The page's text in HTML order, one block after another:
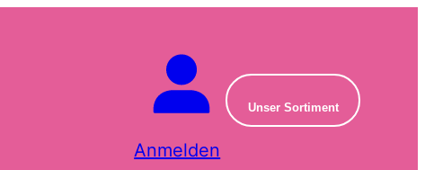
Anmelden
Unser Sortiment